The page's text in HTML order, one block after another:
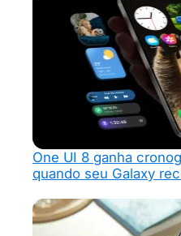
One UI 8 ganha
quando seu Galaxy